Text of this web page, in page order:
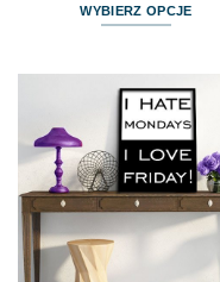
WYBIERZ OPCJE
ma
wiele
wariantów.
Opcje
można
wybrać